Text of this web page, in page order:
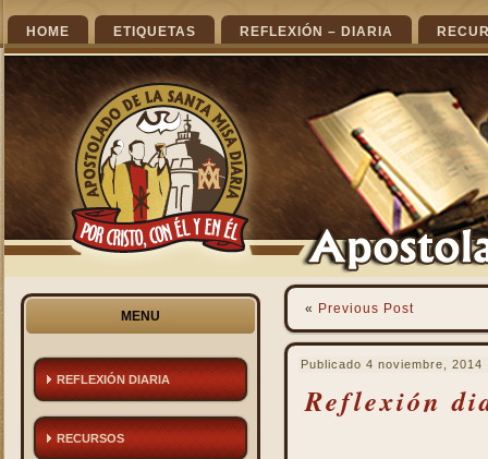
HOME ETIQUETAS REFLEXIÓN – DIARIA
MENU
REFLEXIÓN DIARIA
RECURSOS
« Previous Post
Publicado 4 noviembre, 2014
Reflexión